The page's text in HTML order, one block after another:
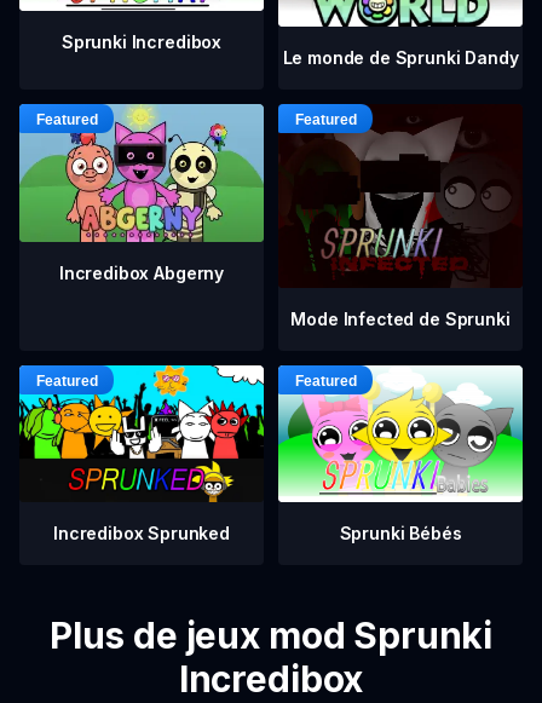
Sprunki Incredibox
Le monde de Sprunki Dandy
Incredibox Abgerny
Mode Infected de Sprunki
Incredibox Sprunked Sprunki Bébés
Plus de jeux mod Sprunki
Incredibox